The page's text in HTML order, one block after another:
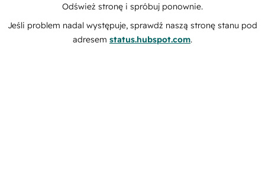
Odśwież stronę i spróbuj ponownie.
Jeśli problem nadal występuje, sprawdź naszą stronę stanu pod
adresem status.hubspot.com.